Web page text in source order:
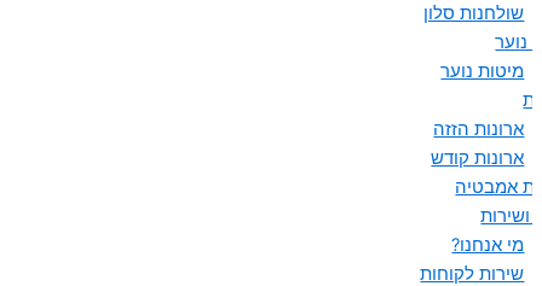
שולחנות סלון
נוער
מיטות נוער
ארונות הזזה
ארונות קודש
אמבטיה
ושירות
מי אנחנו?
שירות לקוחות